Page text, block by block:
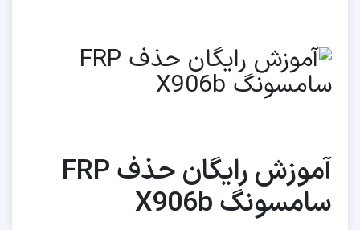
آموزش رایگان حذف FRP
سامسونگ X906b